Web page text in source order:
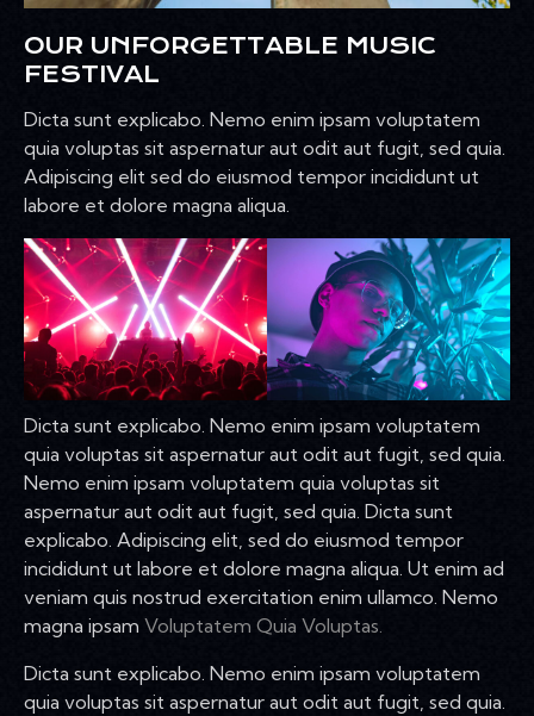
OUR UNFORGETTABLE MUSIC
FESTIVAL
Dicta sunt explicabo. Nemo enim ipsam voluptatem
quia voluptas sit aspernatur aut odit aut fugit, sed quia.
Adipiscing elit sed do eiusmod tempor incididunt ut
labore et dolore magna aliqua.
Dicta sunt explicabo. Nemo enim ipsam voluptatem
quia voluptas sit aspernatur aut odit aut fugit, sed quia.
Nemo enim ipsam voluptatem quia voluptas sit
aspernatur aut odit aut fugit, sed quia. Dicta sunt
explicabo. Adipiscing elit, sed do eiusmod tempor
incididunt ut labore et dolore magna aliqua. Ut enim ad
veniam quis nostrud exercitation enim ullamco. Nemo
magna ipsam Voluptatem Quia Voluptas.
Dicta sunt explicabo. Nemo enim ipsam voluptatem
quia voluptas sit aspernatur aut odit aut fugit, sed quia.